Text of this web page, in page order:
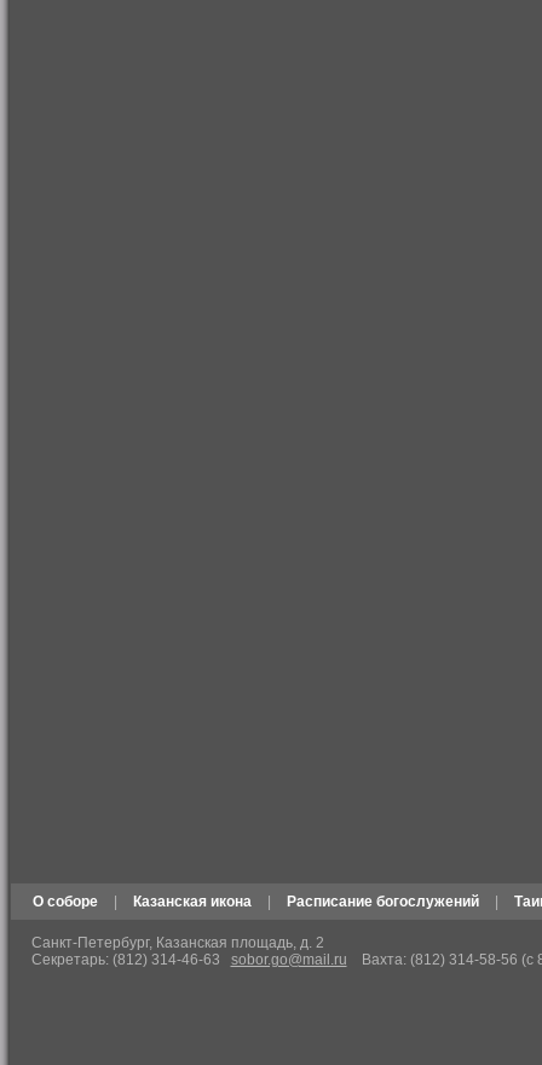
О соборе Казанская икона Расписание богослужений
Санкт-Петербург, Казанская площадь, д. 2
Секретарь: (812) 314-46-63 sobor.go@mail.ru Вахта: (812) 314-58-56 (с